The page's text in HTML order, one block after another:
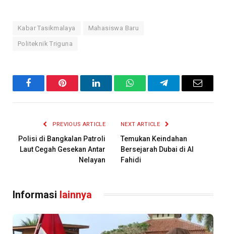
Kabar Tasikmalaya Mahasiswa Baru
Politeknik Triguna
FacebookPinterest LinkedInWhatsAppTelegramEmail
PREVIOUS ARTICLE
Polisi di Bangkalan Patroli
Laut Cegah Gesekan Antar
Nelayan
NEXT ARTICLE
Temukan Keindahan
Bersejarah Dubai di Al
Fahidi
Informasi lainnya